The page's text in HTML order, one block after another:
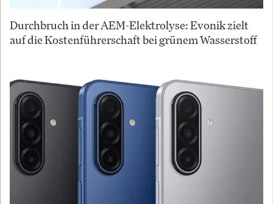
Durchbruch in der AEM-Elektrolyse: Evonik zielt
auf die Kostenführerschaft bei grünem Wasserstoff